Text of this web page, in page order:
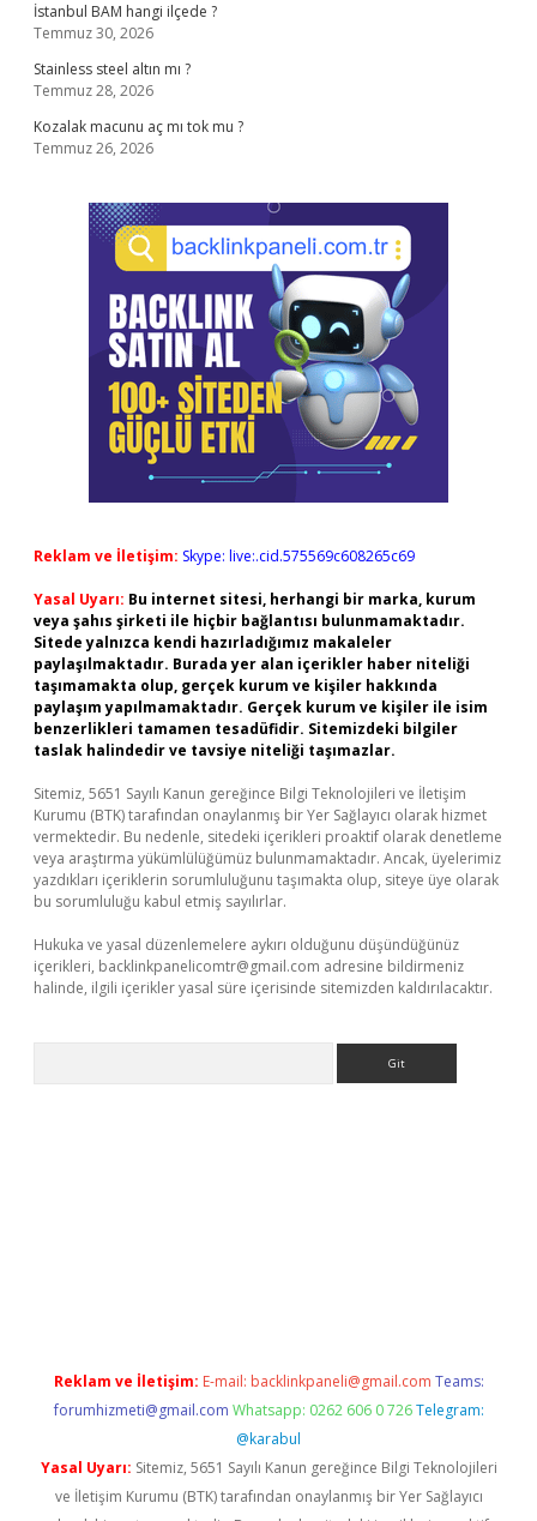
İstanbul BAM hangi ilçede ?
Temmuz 30, 2026
Stainless steel altın mı ?
Temmuz 28, 2026
Kozalak macunu aç mı tok mu ?
Temmuz 26, 2026
Reklam ve İletişim: Skype: live:.cid.575569c608265c69
Yasal Uyarı: Bu internet sitesi, herhangi bir marka, kurum
veya şahıs şirketi ile hiçbir bağlantısı bulunmamaktadır.
Sitede yalnızca kendi hazırladığımız makaleler
paylaşılmaktadır. Burada yer alan içerikler haber niteliği
taşımamakta olup, gerçek kurum ve kişiler hakkında
paylaşım yapılmamaktadır. Gerçek kurum ve kişiler ile isim
benzerlikleri tamamen tesadüfidir. Sitemizdeki bilgiler
taslak halindedir ve tavsiye niteliği taşımazlar.
Sitemiz, 5651 Sayılı Kanun gereğince Bilgi Teknolojileri ve İletişim
Kurumu (BTK) tarafından onaylanmış bir Yer Sağlayıcı olarak hizmet
vermektedir. Bu nedenle, sitedeki içerikleri proaktif olarak denetleme
veya araştırma yükümlülüğümüz bulunmamaktadır. Ancak, üyelerimiz
yazdıkları içeriklerin sorumluluğunu taşımakta olup, siteye üye olarak
bu sorumluluğu kabul etmiş sayılırlar.
Hukuka ve yasal düzenlemelere aykırı olduğunu düşündüğünüz
içerikleri, backlinkpanelicomtr@gmail.com adresine bildirmeniz
halinde, ilgili içerikler yasal süre içerisinde sitemizden kaldırılacaktır.
Reklam ve İletişim: E-mail: backlinkpaneli@gmail.com Teams:
forumhizmeti@gmail.com Whatsapp: 0262 606 0 726 Telegram:
@karabul
Yasal Uyarı: Sitemiz, 5651 Sayılı Kanun gereğince Bilgi Teknolojileri
ve İletişim Kurumu (BTK) tarafından onaylanmış bir Yer Sağlayıcı